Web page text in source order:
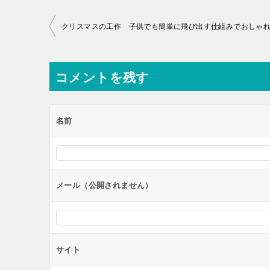
投
ナ
ビ
ー
ョ
ン
コメントを残す
名前
メール（公開されません）
サイト